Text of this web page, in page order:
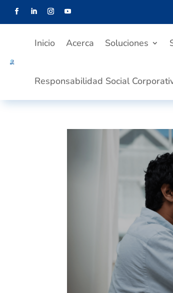
Inicio Acerca Soluciones
Responsabilidad Social